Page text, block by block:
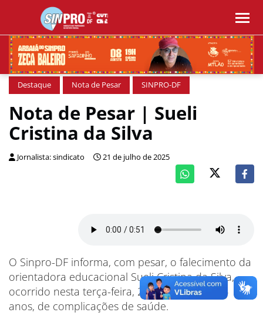
Destaque Nota de Pesar SINPRO-DF
Nota de Pesar | Sueli
Cristina da Silva
Jornalista: sindicato 21 de julho de 2025
O Sinpro-DF informa, com pesar, o falecimento da
orientadora educacional Sueli Cristina da Silva,
ocorrido nesta terça-feira, 22 de julho, aos 56
anos, de complicações de saúde.